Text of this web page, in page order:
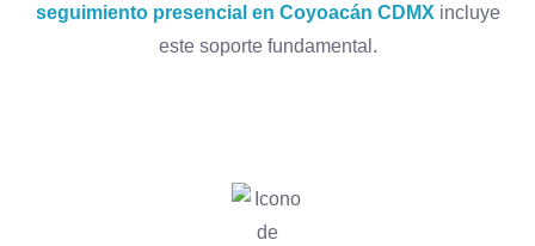
seguimiento presencial en Coyoacán CDMX incluye
este soporte fundamental.